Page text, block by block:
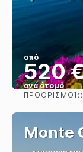
από
520
ανά άτομο
ΠΡΟΟΡΙΣΜΟΊ
Monte